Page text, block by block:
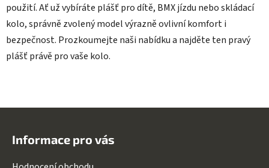
použití. Ať už vybíráte plášť pro dítě, BMX jízdu nebo skládací
kolo, správně zvolený model výrazně ovlivní komfort i
bezpečnost. Prozkoumejte naši nabídku a najděte ten pravý
plášť právě pro vaše kolo.
Informace pro vás